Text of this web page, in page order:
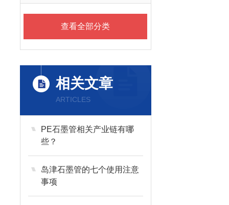
查看全部分类
相关文章
ARTICLES
PE石墨管相关产业链有哪
些？
岛津石墨管的七个使用注意
事项